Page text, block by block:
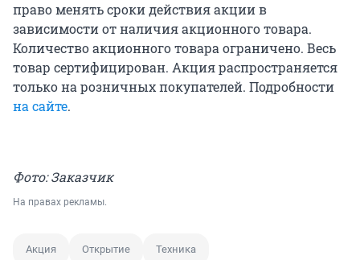
право менять сроки действия акции в
зависимости от наличия акционного товара.
Количество акционного товара ограничено. Весь
товар сертифицирован. Акция распространяется
только на розничных покупателей. Подробности
на сайте.
Фото: Заказчик
На правах рекламы.
Акция Открытие Техника